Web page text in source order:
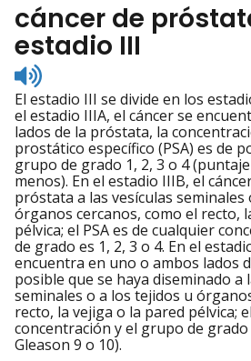
cáncer de
estadio III
Listen
to
pronunciation
El estadio III se divide en los
el estadio IIIA, el cáncer se
lados de la próstata, la
prostático específico (PSA) es de
grupo de grado 1, 2, 3 o 4
menos). En el estadio IIIB, el
próstata a las vesículas seminales
órganos cercanos, como el recto,
pélvica; el PSA es de cualquier
de grado es 1, 2, 3 o 4. En el
encuentra en uno o ambos lados
posible que se haya diseminado a
seminales o a los tejidos u
recto, la vejiga o la pared pélvica;
concentración y el grupo de
Gleason 9 o 10).